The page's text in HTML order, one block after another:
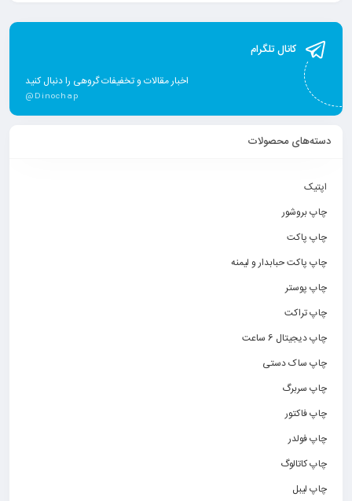
کانال تلگرام
اخبار مقالات و تخفیفات گروهی را دنبال کنید
@Dinochap
دسته‌های محصولات
اپتیک
چاپ بروشور
چاپ پاکت
چاپ پاکت حبابدار و لیمنه
چاپ پوستر
چاپ تراکت
چاپ دیجیتال 6 ساعت
چاپ ساک دستی
چاپ سربرگ
چاپ فاکتور
چاپ فولدر
چاپ کاتالوگ
چاپ لیبل